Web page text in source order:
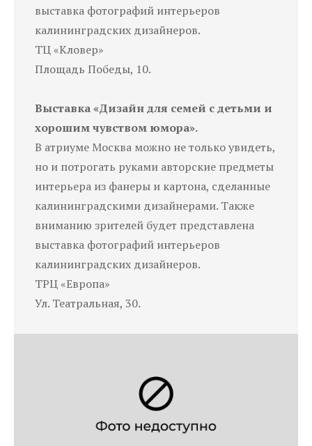
выставка фотографий интерьеров
калининградских дизайнеров.
ТЦ «Кловер»
Площадь Победы, 10.
Выставка «Дизайн для семей с детьми и
хорошим чувством юмора».
В атриуме Москва можно не только увидеть,
но и потрогать руками авторские предметы
интерьера из фанеры и картона, сделанные
калининградскими дизайнерами. Также
вниманию зрителей будет представлена
выставка фотографий интерьеров
калининградских дизайнеров.
ТРЦ «Европа»
Ул. Театральная, 30.